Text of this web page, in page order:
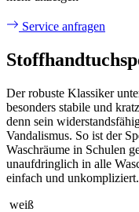
Service anfragen
Der robuste Klassiker
besonders stabile und
denn sein
Vandalismus. So ist der
Waschräume in Schulen
unaufdringlich in alle
einfach und unkompliziert.
weiß